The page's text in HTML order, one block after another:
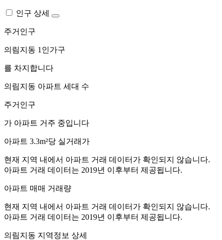
인구 상세
주거인구
의림지동 1인가구
를 차지합니다
의림지동 아파트 세대 수
주거인구
가 아파트 거주 중입니다
아파트 3.3m²당 실거래가
현재 지역 내에서 아파트 거래 데이터가 확인되지 않습니다.
아파트 거래 데이터는 2019년 이후부터 제공됩니다.
아파트 매매 거래량
현재 지역 내에서 아파트 거래 데이터가 확인되지 않습니다.
아파트 거래 데이터는 2019년 이후부터 제공됩니다.
의림지동 지역정보 상세